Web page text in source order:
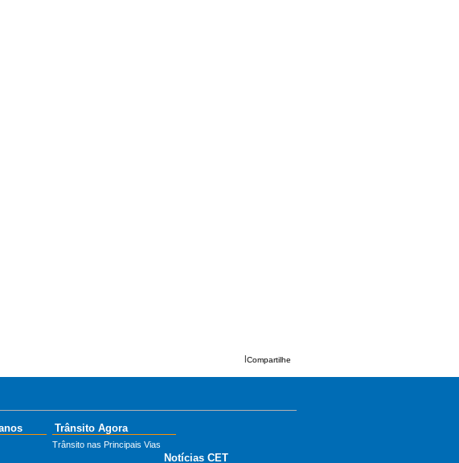
Compartilhe
|
Trânsito Agora
Trânsito nas Principais Vias
Notícias CET